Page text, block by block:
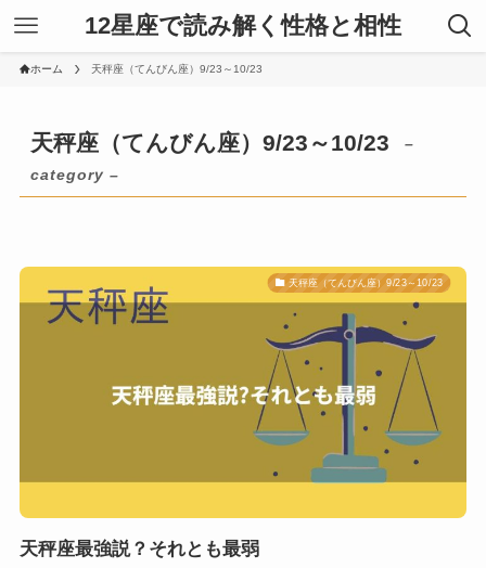
12星座で読み解く性格と相性
ホーム 天秤座（てんびん座）9/23～10/23
天秤座（てんびん座）9/23～10/23
–
category –
天秤座（てんびん座）9/23～10/23
天秤座最強説？それとも最弱